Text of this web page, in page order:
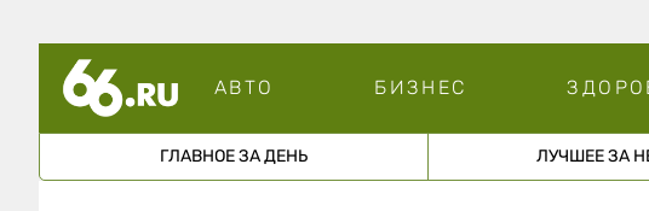
АВТО БИЗНЕС
ГЛАВНОЕ ЗА ДЕНЬ ЛУЧШЕЕ ЗА